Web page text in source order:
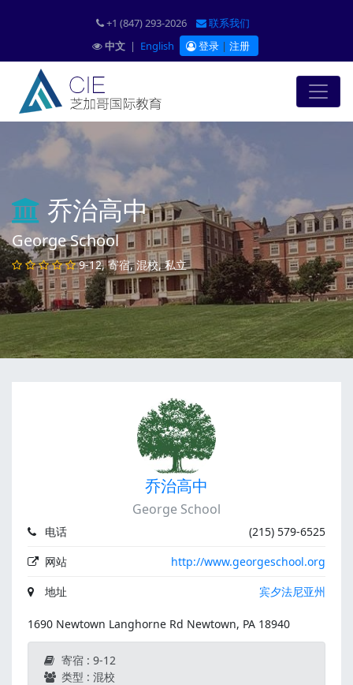
+1 (847) 293-2026
联系我们
中文 | English 登录 | 注册
乔治高中
George School
9-12, 寄宿, 混校, 私立
乔治高中
George School
电话
(215) 579-6525
网站
http://www.georgeschool.org
地址
宾夕法尼亚州
1690 Newtown Langhorne Rd Newtown, PA 18940
寄宿 : 9-12
类型 : 混校